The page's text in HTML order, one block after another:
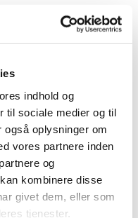
indhold og
til sociale medier og til
oplysninger om
vores partnere inden
og
kombinere disse
givet dem, eller som
tjenester.
forordningen for
i EU-
medicinsk udstyr
Udstyr
vil
aktører om…